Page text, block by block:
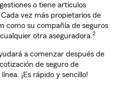
o tiene artículos
vez más propietarios de
como su compañía de seguros
otra aseguradora.2
a comenzar después de
de seguro de
¡Es rápido y sencillo!